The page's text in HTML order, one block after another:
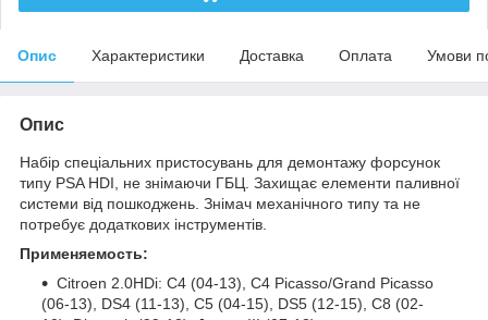
Опис Характеристики Доставка Оплата Умови
Опис
Набір спеціальних пристосувань для демонтажу форсунок
типу PSA HDI, не знімаючи ГБЦ. Захищає елементи паливної
системи від пошкоджень. Знімач механічного типу та не
потребує додаткових інструментів.
Применяемость:
Citroen 2.0HDi: C4 (04-13), C4 Picasso/Grand Picasso
(06-13), DS4 (11-13), C5 (04-15), DS5 (12-15), C8 (02-